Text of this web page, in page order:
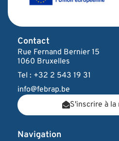
Navigation
Contact
Rue Fernand Bernier 15
1060 Bruxelles
Tel : +32 2 543 19 31
info@febrap.be
S'inscrire à